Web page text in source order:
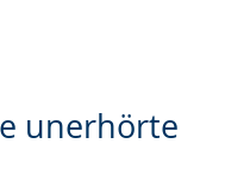
unerhörte